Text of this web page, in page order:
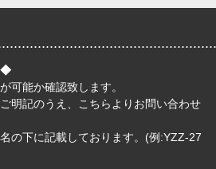
◆
可能か確認致します。
明記のうえ、
こちら よりお問い合わせ
の下に記載しております。(例:YZZ-27